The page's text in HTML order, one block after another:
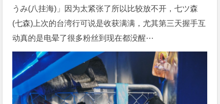
うみ(八挂海)」因为太紧张了所以比较放不开，七ツ森
(七森)上次的台湾行可说是收获满满，尤其第三天握手互
动真的是电晕了很多粉丝到现在都没醒⋯